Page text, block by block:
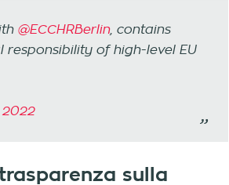
@ECCHRBerlin, contains
of high-level EU
2022
sulla